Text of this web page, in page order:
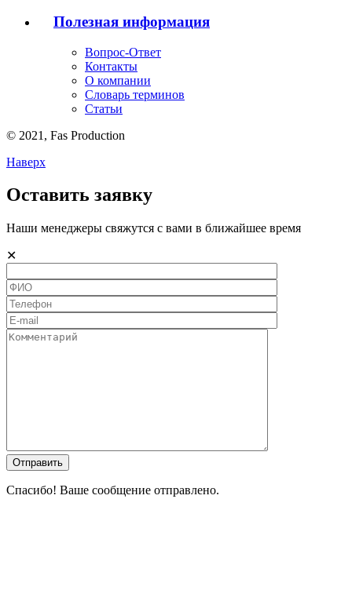
Полезная информация
Вопрос-Ответ
Контакты
О компании
Словарь терминов
Статьи
© 2021, Fas Production
Наверх
Оставить заявку
Наши менеджеры свяжутся с вами в ближайшее время
✕
Спасибо! Ваше сообщение отправлено.